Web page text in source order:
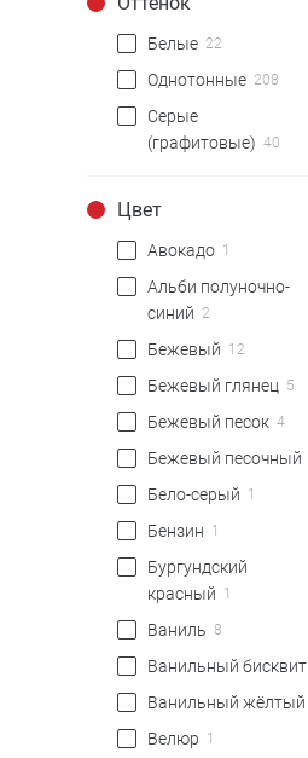
Белые 22
Однотонные 208
Серые
(графитовые) 40
Цвет
Авокадо 1
Альби полуночно-
синий 2
Бежевый 12
Бежевый глянец 5
Бежевый песок 4
Бежевый песочный
Бело-серый 1
Бензин 1
Бургундский
красный 1
Ваниль 8
Ванильный бисквит
Ванильный жёлтый
Велюр 1